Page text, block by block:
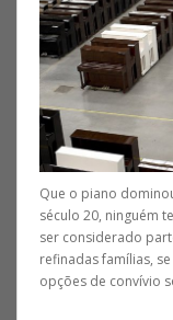
Que o piano
século 20, ninguém
ser considerado
refinadas famílias,
opções de convívio